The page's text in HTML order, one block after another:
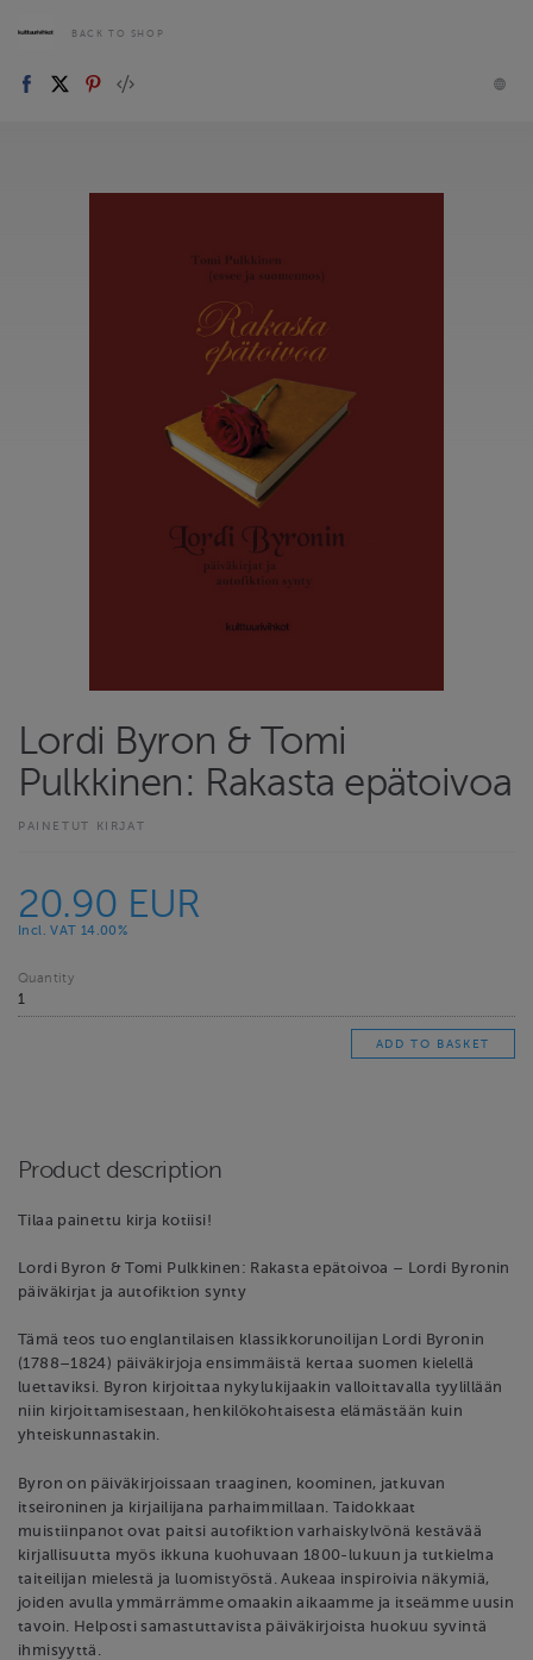
BACK TO SHOP
Lordi Byron & Tomi
Pulkkinen: Rakasta epätoivoa
PAINETUT KIRJAT
20.90 EUR
Incl. VAT 14.00%
Quantity
Product description
Tilaa painettu kirja kotiisi!
Lordi Byron & Tomi Pulkkinen: Rakasta epätoivoa – Lordi Byronin
päiväkirjat ja autofiktion synty
Tämä teos tuo englantilaisen klassikkorunoilijan Lordi Byronin
(1788–1824) päiväkirjoja ensimmäistä kertaa suomen kielellä
luettaviksi. Byron kirjoittaa nykylukijaakin valloittavalla tyylillään
niin kirjoittamisestaan, henkilökohtaisesta elämästään kuin
yhteiskunnastakin.
Byron on päiväkirjoissaan traaginen, koominen, jatkuvan
itseironinen ja kirjailijana parhaimmillaan. Taidokkaat
muistiinpanot ovat paitsi autofiktion varhaiskylvönä kestävää
kirjallisuutta myös ikkuna kuohuvaan 1800-lukuun ja tutkielma
taiteilijan mielestä ja luomistyöstä. Aukeaa inspiroivia näkymiä,
joiden avulla ymmärrämme omaakin aikaamme ja itseämme uusin
tavoin. Helposti samastuttavista päiväkirjoista huokuu syvintä
ihmisyyttä.